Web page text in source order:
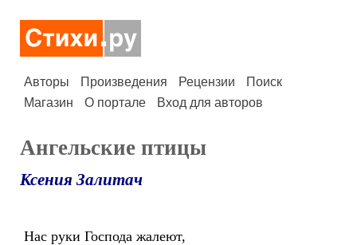
Авторы Произведения Рецензии
Поиск
Магазин
О портале Вход для авторов
Ангельские птицы
Ксения Залитач
Нас руки Господа жалеют,